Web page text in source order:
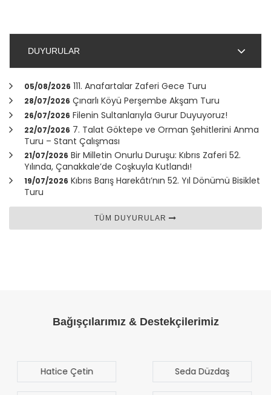
DUYURULAR
05/08/2026 111. Anafartalar Zaferi Gece Turu
28/07/2026 Çınarlı Köyü Perşembe Akşam Turu
26/07/2026 Filenin Sultanlarıyla Gurur Duyuyoruz!
22/07/2026 7. Talat Göktepe ve Orman Şehitlerini Anma
Turu – Stant Çalışması
21/07/2026 Bir Milletin Onurlu Duruşu: Kıbrıs Zaferi 52.
Yılında, Çanakkale’de Coşkuyla Kutlandı!
19/07/2026 Kıbrıs Barış Harekâtı’nın 52. Yıl Dönümü Bisiklet
Turu
TÜM DUYURULAR
Bağışçılarımız & Destekçilerimiz
Seda Düzdaş
Mehmet Mert
Sezgen